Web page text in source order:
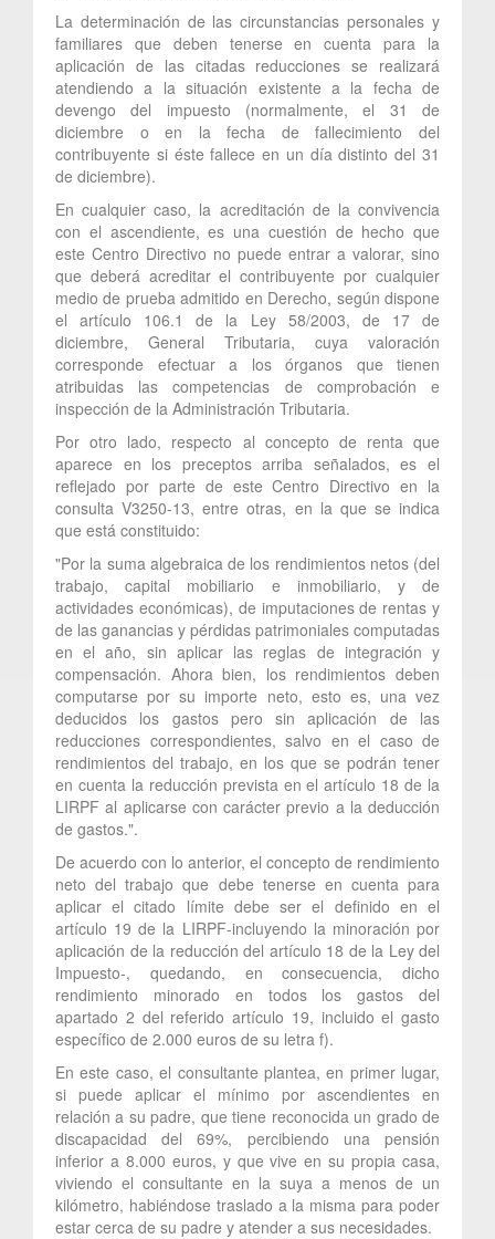
La determinación de las circunstancias personales y
familiares que deben tenerse en cuenta para la
aplicación de las citadas reducciones se realizará
atendiendo a la situación existente a la fecha de
devengo del impuesto (normalmente, el 31 de
diciembre o en la fecha de fallecimiento del
contribuyente si éste fallece en un día distinto del 31
de diciembre).
En cualquier caso, la acreditación de la convivencia
con el ascendiente, es una cuestión de hecho que
este Centro Directivo no puede entrar a valorar, sino
que deberá acreditar el contribuyente por cualquier
medio de prueba admitido en Derecho, según dispone
el artículo 106.1 de la Ley 58/2003, de 17 de
diciembre, General Tributaria, cuya valoración
corresponde efectuar a los órganos que tienen
atribuidas las competencias de comprobación e
inspección de la Administración Tributaria.
Por otro lado, respecto al concepto de renta que
aparece en los preceptos arriba señalados, es el
reflejado por parte de este Centro Directivo en la
consulta V3250-13, entre otras, en la que se indica
que está constituido:
"Por la suma algebraica de los rendimientos netos (del
trabajo, capital mobiliario e inmobiliario, y de
actividades económicas), de imputaciones de rentas y
de las ganancias y pérdidas patrimoniales computadas
en el año, sin aplicar las reglas de integración y
compensación. Ahora bien, los rendimientos deben
computarse por su importe neto, esto es, una vez
deducidos los gastos pero sin aplicación de las
reducciones correspondientes, salvo en el caso de
rendimientos del trabajo, en los que se podrán tener
en cuenta la reducción prevista en el artículo 18 de la
LIRPF al aplicarse con carácter previo a la deducción
de gastos.".
De acuerdo con lo anterior, el concepto de rendimiento
neto del trabajo que debe tenerse en cuenta para
aplicar el citado límite debe ser el definido en el
artículo 19 de la LIRPF-incluyendo la minoración por
aplicación de la reducción del artículo 18 de la Ley del
Impuesto-, quedando, en consecuencia, dicho
rendimiento minorado en todos los gastos del
apartado 2 del referido artículo 19, incluido el gasto
específico de 2.000 euros de su letra f).
En este caso, el consultante plantea, en primer lugar,
si puede aplicar el mínimo por ascendientes en
relación a su padre, que tiene reconocida un grado de
discapacidad del 69%, percibiendo una pensión
inferior a 8.000 euros, y que vive en su propia casa,
viviendo el consultante en la suya a menos de un
kilómetro, habiéndose traslado a la misma para poder
estar cerca de su padre y atender a sus necesidades.